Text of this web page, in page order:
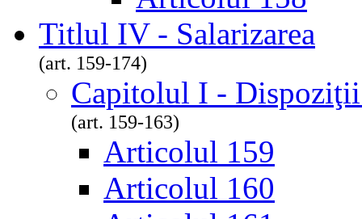
Titlul IV - Salarizarea
(art. 159-174)
Capitolul I - Dispoziţii
(art. 159-163)
Articolul 159
Articolul 160